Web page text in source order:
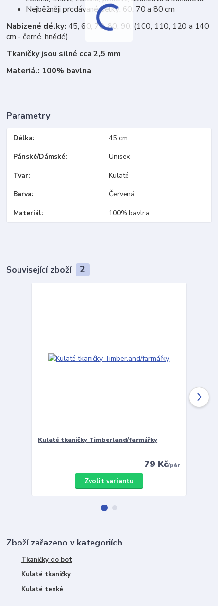
Nejběžněji prodávané délky: 60, 70 a 80 cm
Nabízené délky: 45, 60, 70, 80, 90, (100, 110, 120 a 140
cm - černé, hnědé)
Tkaničky jsou silné cca 2,5 mm
Materiál: 100% bavlna
Parametry
Délka 45 cm
Pánské/Dámské Unisex
Tvar Kulaté
Barva Červená
Materiál 100% bavlna
Související zboží 2
Kulaté tkaničky Timberland/farmářky
79 Kč/pár
Zvolit variantu
Zboží zařazeno v kategoriích
Tkaničky do bot
Kulaté tkaničky
Kulaté tenké